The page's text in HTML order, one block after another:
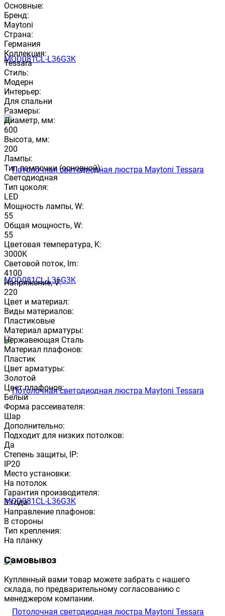
Основные:
Бренд:
Maytoni
Страна:
Германия
Коллекция:
Tessara
Стиль:
Модерн
Интерьер:
Для спальни
Размеры:
Диаметр, мм:
600
Высота, мм:
200
Лампы:
Тип лампочки (основной):
Светодиодная
Тип цоколя:
LED
Мощность лампы, W:
55
Общая мощность, W:
55
Цветовая температура, K:
3000K
Световой поток, lm:
4100
Напряжение, V:
220
Цвет и материал:
Виды материалов:
Пластиковые
Материал арматуры:
Нержавеющая Сталь
Материал плафонов:
Пластик
Цвет арматуры:
Золотой
Цвет плафонов:
Белый
Форма рассеивателя:
Шар
Дополнительно:
Подходит для низких потолков:
Да
Степень защиты, IP:
IP20
Место установки:
На потолок
Гарантия производителя:
3 года
Направление плафонов:
В стороны
Тип крепления:
На планку
Самовывоз
Купленный вами товар можете забрать с нашего
склада, по предварительному согласованию с
менеджером компании.